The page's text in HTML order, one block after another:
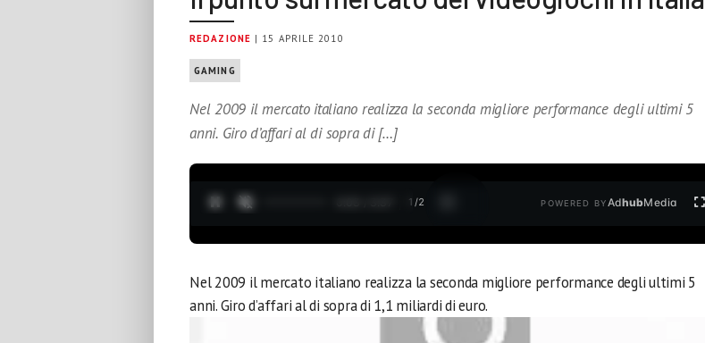
REDAZIONE | 15 APRILE 2010
GAMING
Nel 2009 il mercato italiano realizza la seconda migliore performance degli ultimi 5
anni. Giro d’affari al di sopra di […]
1 /2 POWERED BYAdhubMedia
Nel 2009 il mercato italiano realizza la seconda migliore performance degli ultimi 5
anni. Giro d’affari al di sopra di 1,1 miliardi di euro.